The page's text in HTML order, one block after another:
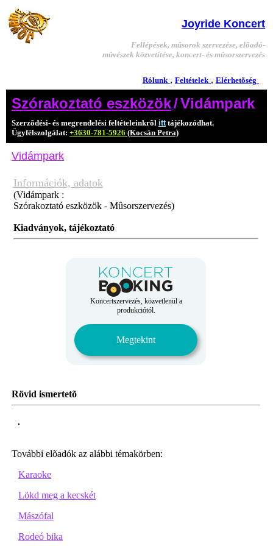
Joyride Koncert
Fellépések, mûsorok szervezése, elõadó-
mûvészek közvetítése, koncert- és mûsorszervezés
Rólunk , Feltételek , Elérhetõség
Szórakoztató eszközök/Vidámpark
Szerzõdési- és megrendelési feltételeinkrõl itttájékozódhat.
Ügyfélszolgálat: +3630-781-5926 (Kocsán Petra)
Vidámpark
Információk, adatok
(Vidámpark :
Szórakoztató eszközök - Mûsorszervezés)
Kiadványok, tájékoztató
Koncertszervezés, közvetlenül a
produkciótól.
Megtekint
Rövid ismertetõ
További elõadók az alábbi témakörben:
Karaoke
Lökd meg a kecskét
Mászófal
Rodeó bika